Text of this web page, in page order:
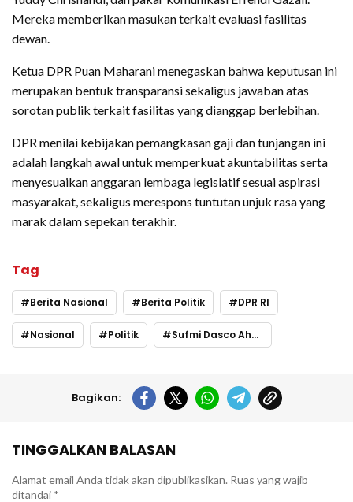
Mereka memberikan masukan terkait evaluasi fasilitas
dewan.
Ketua DPR Puan Maharani menegaskan bahwa keputusan ini
merupakan bentuk transparansi sekaligus jawaban atas
sorotan publik terkait fasilitas yang dianggap berlebihan.
DPR menilai kebijakan pemangkasan gaji dan tunjangan ini
adalah langkah awal untuk memperkuat akuntabilitas serta
menyesuaikan anggaran lembaga legislatif sesuai aspirasi
masyarakat, sekaligus merespons tuntutan unjuk rasa yang
marak dalam sepekan terakhir.
Tag
Berita Nasional Berita Politik DPR RI
Nasional Politik Sufmi Dasco Ahmad
Bagikan:
TINGGALKAN BALASAN
Alamat email Anda tidak akan dipublikasikan. Ruas yang wajib
ditandai *